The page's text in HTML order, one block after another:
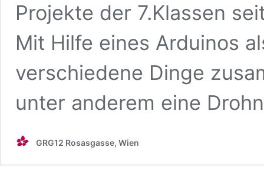
Projekte der 7.Klassen
Mit Hilfe eines Arduinos
verschiedene Dinge
unter anderem eine
GRG12 Rosasgasse, Wien